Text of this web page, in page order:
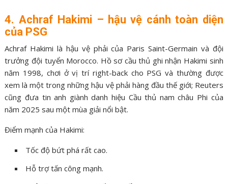
4. Achraf Hakimi – hậu vệ cánh toàn diện
của PSG
Achraf Hakimi là hậu vệ phải của Paris Saint-Germain và đội
trưởng đội tuyển Morocco. Hồ sơ cầu thủ ghi nhận Hakimi sinh
năm 1998, chơi ở vị trí right-back cho PSG và thường được
xem là một trong những hậu vệ phải hàng đầu thế giới; Reuters
cũng đưa tin anh giành danh hiệu Cầu thủ nam châu Phi của
năm 2025 sau một mùa giải nổi bật.
Điểm mạnh của Hakimi:
Tốc độ bứt phá rất cao.
Hỗ trợ tấn công mạnh.